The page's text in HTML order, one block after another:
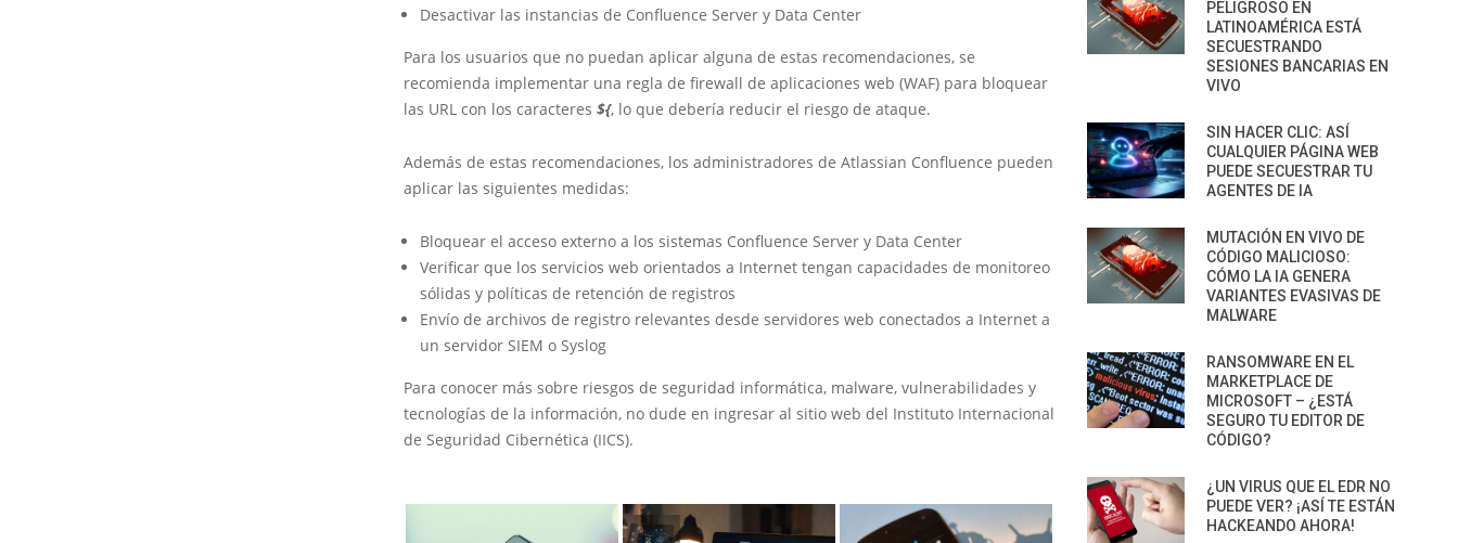
Desactivar las instancias de Confluence Server y Data Center
Para los usuarios que no puedan aplicar alguna de estas recomendaciones, se
recomienda implementar una regla de firewall de aplicaciones web (WAF) para bloquear
las URL con los caracteres ${, lo que debería reducir el riesgo de ataque.
Además de estas recomendaciones, los administradores de Atlassian Confluence pueden
aplicar las siguientes medidas:
Bloquear el acceso externo a los sistemas Confluence Server y Data Center
Verificar que los servicios web orientados a Internet tengan capacidades de monitoreo
sólidas y políticas de retención de registros
Envío de archivos de registro relevantes desde servidores web conectados a Internet a
un servidor SIEM o Syslog
Para conocer más sobre riesgos de seguridad informática, malware, vulnerabilidades y
tecnologías de la información, no dude en ingresar al sitio web del Instituto Internacional
de Seguridad Cibernética (IICS).
PELIGROSO EN
LATINOAMÉRICA ESTÁ
SECUESTRANDO
SESIONES BANCARIAS EN
VIVO
SIN HACER CLIC: ASÍ
CUALQUIER PÁGINA WEB
PUEDE SECUESTRAR TU
AGENTES DE IA
MUTACIÓN EN VIVO DE
CÓDIGO MALICIOSO:
CÓMO LA IA GENERA
VARIANTES EVASIVAS DE
MALWARE
RANSOMWARE EN EL
MARKETPLACE DE
MICROSOFT – ¿ESTÁ
SEGURO TU EDITOR DE
CÓDIGO?
¿UN VIRUS QUE EL EDR NO
PUEDE VER? ¡ASÍ TE ESTÁN
HACKEANDO AHORA!